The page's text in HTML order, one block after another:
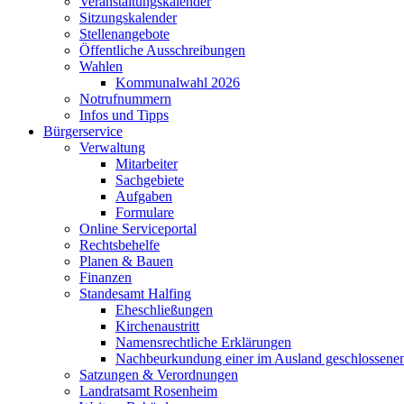
Sitzungskalender
Stellenangebote
Öffentliche Ausschreibungen
Wahlen
Kommunalwahl 2026
Notrufnummern
Infos und Tipps
Bürgerservice
Verwaltung
Mitarbeiter
Sachgebiete
Aufgaben
Formulare
Online Serviceportal
Rechtsbehelfe
Planen & Bauen
Finanzen
Standesamt Halfing
Eheschließungen
Kirchenaustritt
Namensrechtliche Erklärungen
Nachbeurkundung einer im Ausland
Satzungen & Verordnungen
Landratsamt Rosenheim